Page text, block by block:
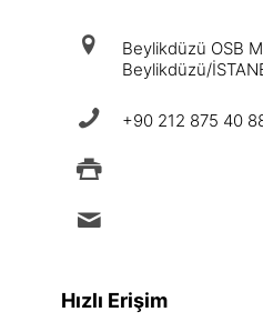
Beylikdüzü OSB
Beylikdüzü/
+90 212 875 40
Hızlı Erişim